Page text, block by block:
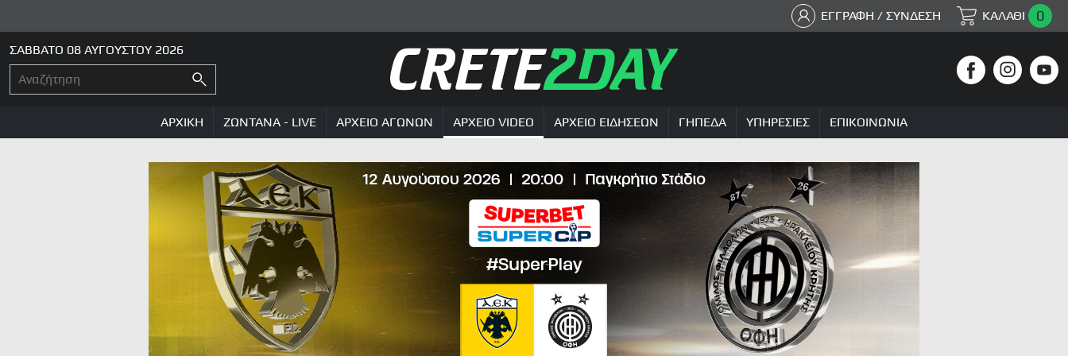
ΕΓΓΡΑΦΗ / ΣΥΝΔΕΣΗ ΚΑΛΑΘΙ 0
ΣΑΒΒΑΤΟ 08 ΑΥΓΟΥΣΤΟΥ 2026
ΑΡΧΙΚΗ ΖΩΝΤΑΝΑ - LIVE ΑΡΧΕΙΟ ΑΓΩΝΩΝ ΑΡΧΕΙΟ VIDEO ΑΡΧΕΙΟ ΕΙΔΗΣΕΩΝ ΓΗΠΕΔΑ ΥΠΗΡΕΣΙΕΣ ΕΠΙΚΟΙΝΩΝΙΑ